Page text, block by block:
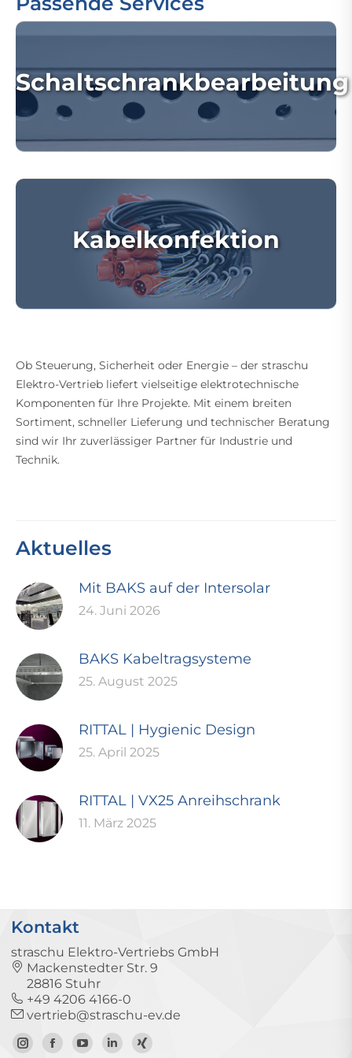
Schaltschrankbearbeitung
Kabelkonfektion
Ob Steuerung, Sicherheit oder Energie – der straschu
Elektro-Vertrieb liefert vielseitige elektrotechnische
Komponenten für Ihre Projekte. Mit einem breiten
Sortiment, schneller Lieferung und technischer Beratung
sind wir Ihr zuverlässiger Partner für Industrie und
Technik.
Aktuelles
Mit BAKS auf der Intersolar
24. Juni 2026
BAKS Kabeltragsysteme
25. August 2025
RITTAL | Hygienic Design
25. April 2025
RITTAL | VX25 Anreihschrank
11. März 2025
Kontakt
straschu Elektro-Vertriebs GmbH
Mackenstedter Str. 9
28816 Stuhr
+49 4206 4166-0
vertrieb@straschu-ev.de
ZumZur
ZumZumZum